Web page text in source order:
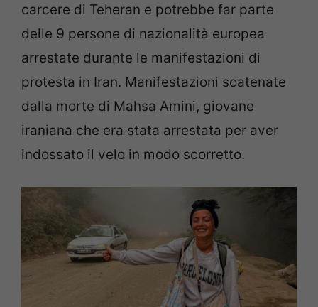
carcere di Teheran e potrebbe far parte
delle 9 persone di nazionalità europea
arrestate durante le manifestazioni di
protesta in Iran. Manifestazioni scatenate
dalla morte di Mahsa Amini, giovane
iraniana che era stata arrestata per aver
indossato il velo in modo scorretto.